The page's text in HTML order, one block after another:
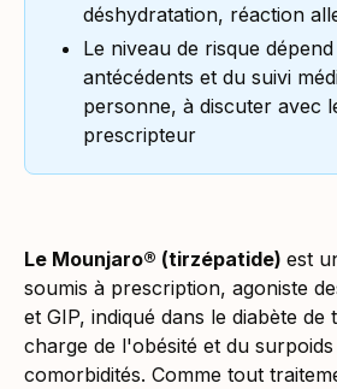
déshydratation, réaction
Le niveau de risque dépend
antécédents et du suivi
personne, à discuter avec
prescripteur
Le Mounjaro® (tirzépatide) est
soumis à prescription, agoniste
et GIP, indiqué dans le diabète
charge de l'obésité et du surpoids
comorbidités. Comme tout